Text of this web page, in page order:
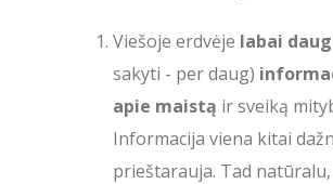
Viešoje erdvėje labai daug
sakyti - per daug)
apie maistą ir sveiką
Informacija viena kitai
prieštarauja. Tad